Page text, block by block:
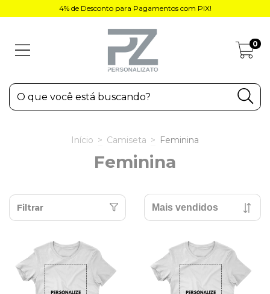
4% de Desconto para Pagamentos com PIX!
0
Início > Camiseta > Feminina
Feminina
Filtrar